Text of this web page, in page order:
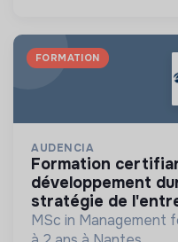
FORMATION
AUDENCIA
formation certifiante pour placer le
développement
stratégie de
MSc in Management